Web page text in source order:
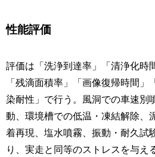
性能評価
評価は「洗浄到達率」「清浄化時
「残滴面積率」「画像復帰時間」
染耐性」で行う。風洞での車速別
動、環境槽での低温・凍結解除、
着再現、塩水噴霧、振動・耐久試
り、実走と同等のストレスを与え